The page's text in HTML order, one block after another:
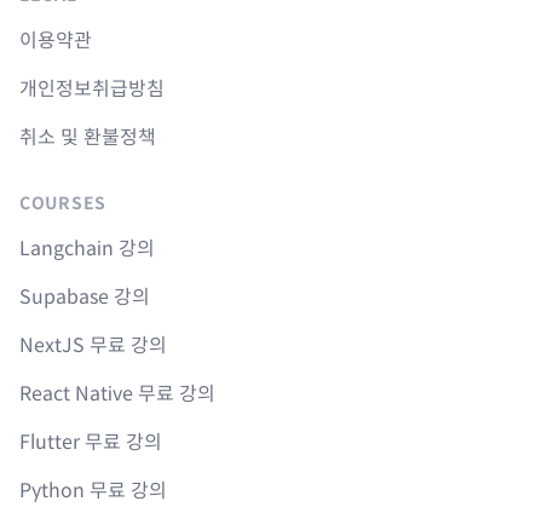
이용약관
개인정보취급방침
취소 및 환불정책
COURSES
Langchain 강의
Supabase 강의
NextJS 무료 강의
React Native 무료 강의
Flutter 무료 강의
Python 무료 강의